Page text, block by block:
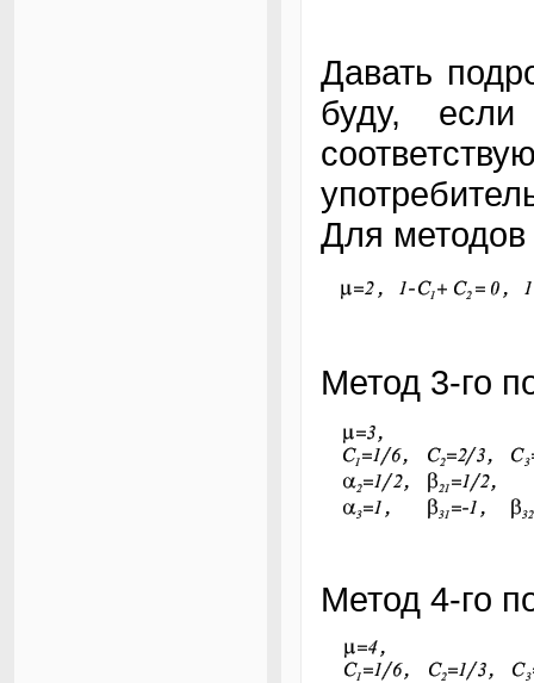
Давать
буду,
Для методов
Метод 3-го
Метод 4-го